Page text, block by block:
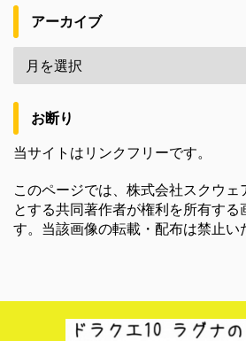
アーカイブ
お断り
当サイトはリンクフリーです。
このページでは、株式会社スクウ
とする共同著作者が権利を所有する
す。当該画像の転載・配布は禁止い